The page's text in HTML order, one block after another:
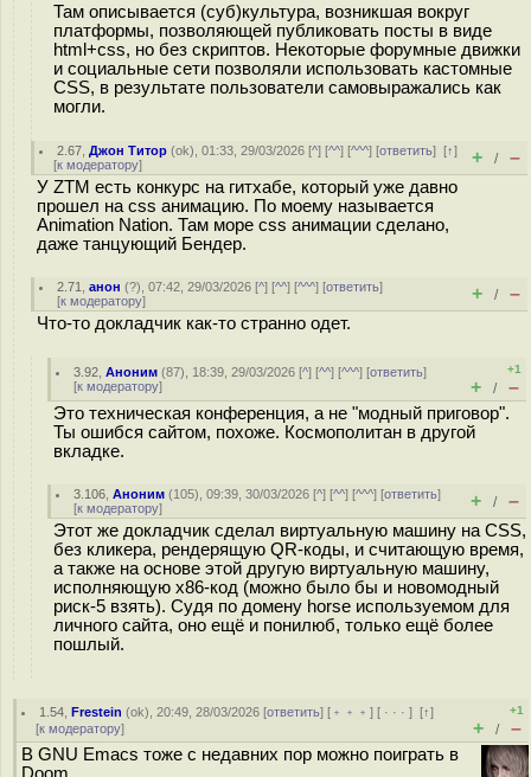
Там описывается (суб)культура, возникшая вокруг
платформы, позволяющей публиковать посты в виде
html+css, но без скриптов. Некоторые форумные движки
и социальные сети позволяли использовать кастомные
CSS, в результате пользователи самовыражались как
могли.
2.67 ,Джон Титор (ok), 01:33, 29/03/2026 [^] [^^] [^^^] [ответить][↑]
[к модератору] + / –
У ZTM есть конкурс на гитхабе, который уже давно
прошел на css анимацию. По моему называется
Animation Nation. Там море css анимации сделано,
даже танцующий Бендер.
2.71 ,анон (?), 07:42, 29/03/2026 [^] [^^] [^^^] [ответить]
[к модератору] + / –
Что-то докладчик как-то странно одет.
3.92 ,Аноним (87), 18:39, 29/03/2026 [^] [^^] [^^^] [ответить]
[к модератору]
+1
+ / –
Это техническая конференция, а не "модный приговор".
Ты ошибся сайтом, похоже. Космополитан в другой
вкладке.
3.106 ,Аноним (105), 09:39, 30/03/2026 [^] [^^] [^^^] [ответить]
[к модератору] + / –
Этот же докладчик сделал виртуальную машину на CSS,
без кликера, рендерящую QR-коды, и считающую время,
а также на основе этой другую виртуальную машину,
исполняющую x86-код (можно было бы и новомодный
риск-5 взять). Судя по домену horse используемом для
личного сайта, оно ещё и понилюб, только ещё более
пошлый.
1.54 ,Frestein (ok), 20:49, 28/03/2026 [ответить] [ ﹢﹢﹢] [ · · ·][↑]
[к модератору]
+1
+ / –
В GNU Emacs тоже с недавних пор можно поиграть в